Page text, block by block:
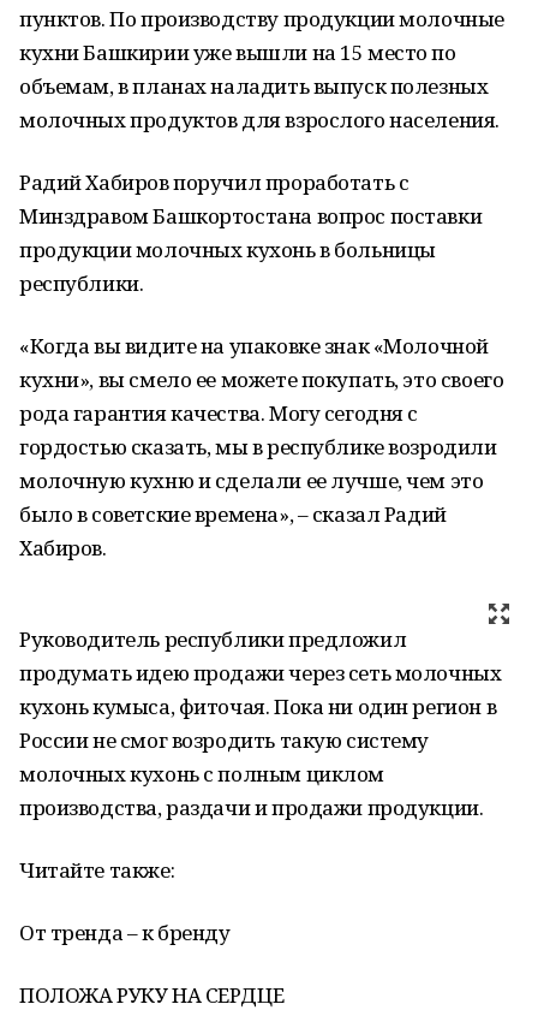
пунктов. По производству продукции молочные
кухни Башкирии уже вышли на 15 место по
объемам, в планах наладить выпуск полезных
молочных продуктов для взрослого населения.
Радий Хабиров поручил проработать с
Минздравом Башкортостана вопрос поставки
продукции молочных кухонь в больницы
республики.
«Когда вы видите на упаковке знак «Молочной
кухни», вы смело ее можете покупать, это своего
рода гарантия качества. Могу сегодня с
гордостью сказать, мы в республике возродили
молочную кухню и сделали ее лучше, чем это
было в советские времена», – сказал Радий
Хабиров.
Руководитель республики предложил
продумать идею продажи через сеть молочных
кухонь кумыса, фиточая. Пока ни один регион в
России не смог возродить такую систему
молочных кухонь с полным циклом
производства, раздачи и продажи продукции.
Читайте также:
От тренда – к бренду
ПОЛОЖА РУКУ НА СЕРДЦЕ